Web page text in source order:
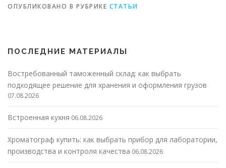
ОПУБЛИКОВАНО В РУБРИКЕ СТАТЬИ
ПОСЛЕДНИЕ МАТЕРИАЛЫ
Востребованный таможенный склад: как выбрать
подходящее решение для хранения и оформления грузов
07.08.2026
Встроенная кухня 06.08.2026
Хроматограф купить: как выбрать прибор для лаборатории,
производства и контроля качества 06.08.2026